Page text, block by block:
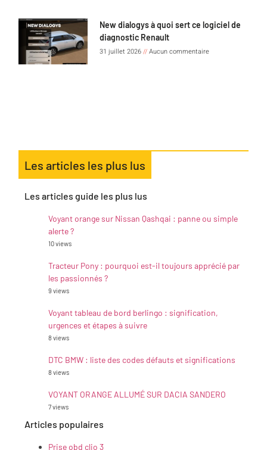
New dialogys à quoi sert ce logiciel de
diagnostic Renault
31 juillet 2026 Aucun commentaire
Les articles les plus lus
Les articles guide les plus lus
Voyant orange sur Nissan Qashqai : panne ou simple
alerte ?
10 views
Tracteur Pony : pourquoi est-il toujours apprécié par
les passionnés ?
9 views
Voyant tableau de bord berlingo : signification,
urgences et étapes à suivre
8 views
DTC BMW : liste des codes défauts et significations
8 views
VOYANT ORANGE ALLUMÉ SUR DACIA SANDERO
7 views
Articles populaires
Prise obd clio 3